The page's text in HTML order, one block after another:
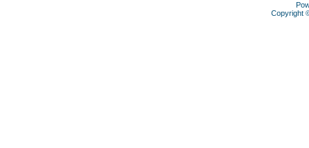
Copyright